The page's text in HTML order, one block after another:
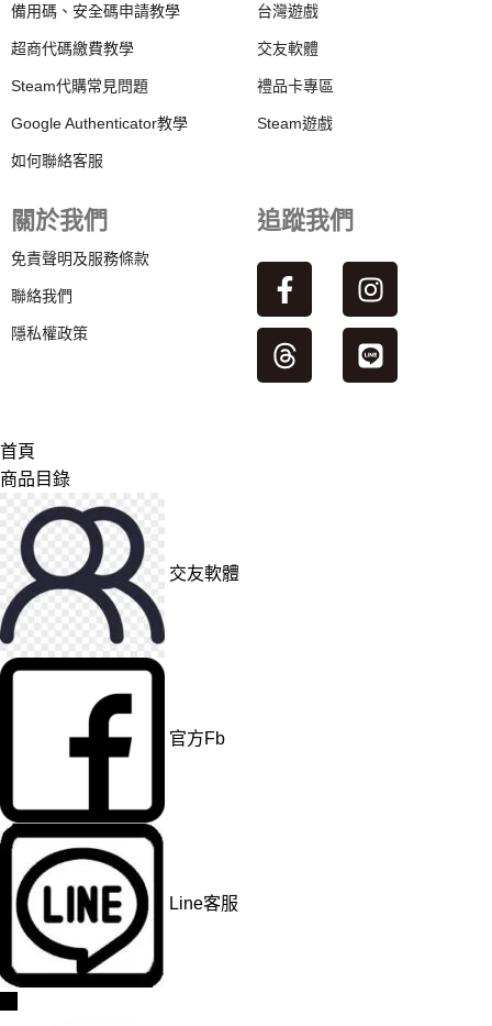
備用碼、安全碼申請教學
超商代碼繳費教學
Steam代購常見問題
Google Authenticator教學
如何聯絡客服
台灣遊戲
交友軟體
禮品卡專區
Steam遊戲
關於我們
免責聲明及服務條款
聯絡我們
隱私權政策
追蹤我們
首頁
商品目錄
交友軟體
官方Fb
Line客服